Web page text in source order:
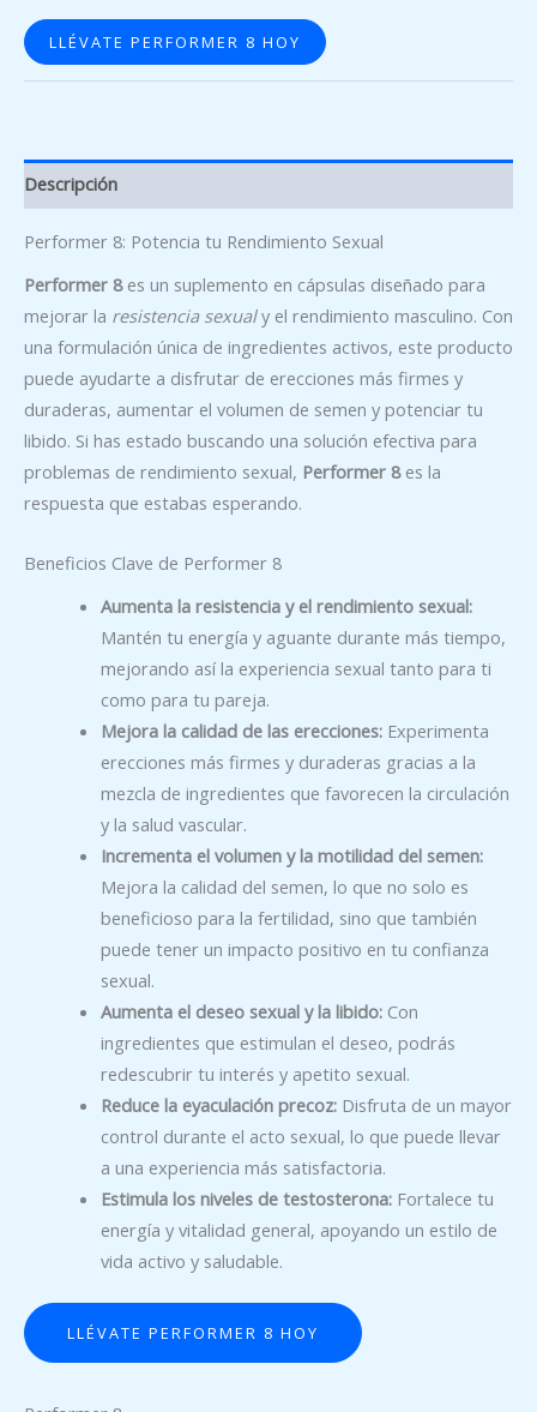
LLÉVATE PERFORMER 8 HOY
Descripción
Performer 8: Potencia tu Rendimiento Sexual
Performer 8es un suplemento en cápsulas diseñado para
mejorar la resistencia sexualy el rendimiento masculino. Con
una formulación única de ingredientes activos, este producto
puede ayudarte a disfrutar de erecciones más firmes y
duraderas, aumentar el volumen de semen y potenciar tu
libido. Si has estado buscando una solución efectiva para
problemas de rendimiento sexual, Performer 8es la
respuesta que estabas esperando.
Beneficios Clave de Performer 8
Aumenta la resistencia y el rendimiento sexual:
Mantén tu energía y aguante durante más tiempo,
mejorando así la experiencia sexual tanto para ti
como para tu pareja.
Mejora la calidad de las erecciones:Experimenta
erecciones más firmes y duraderas gracias a la
mezcla de ingredientes que favorecen la circulación
y la salud vascular.
Incrementa el volumen y la motilidad del semen:
Mejora la calidad del semen, lo que no solo es
beneficioso para la fertilidad, sino que también
puede tener un impacto positivo en tu confianza
sexual.
Aumenta el deseo sexual y la libido:Con
ingredientes que estimulan el deseo, podrás
redescubrir tu interés y apetito sexual.
Reduce la eyaculación precoz:Disfruta de un mayor
control durante el acto sexual, lo que puede llevar
a una experiencia más satisfactoria.
Estimula los niveles de testosterona:Fortalece tu
energía y vitalidad general, apoyando un estilo de
vida activo y saludable.
LLÉVATE PERFORMER 8 HOY